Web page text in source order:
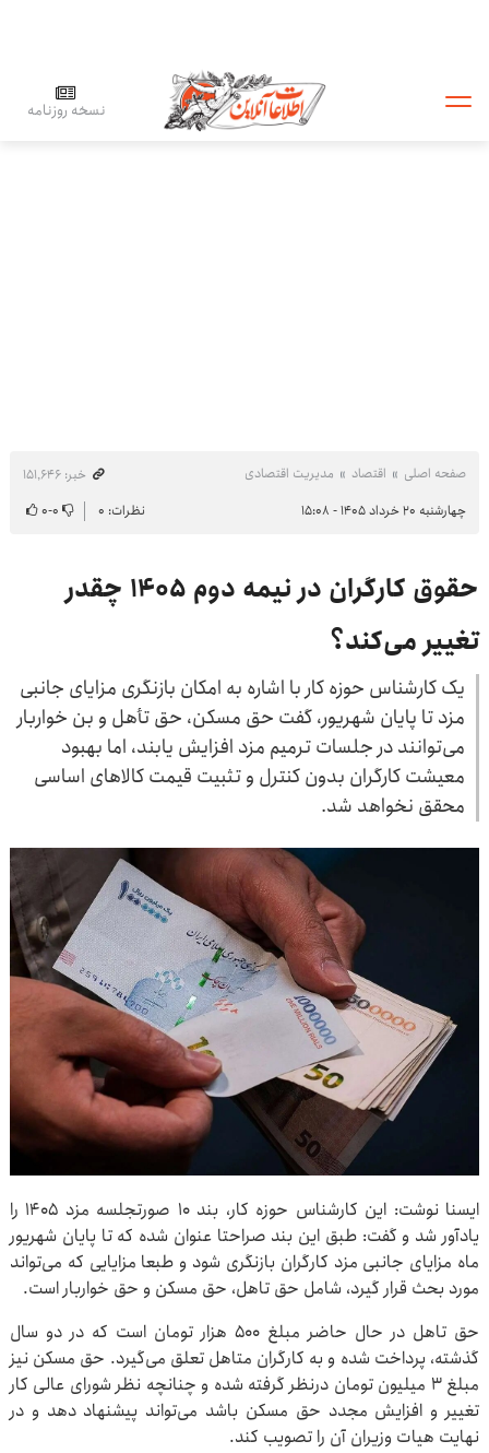
نسخه روزنامه
صفحه اصلی اقتصاد مدیریت اقتصادی
خبر: ۱۵۱٬۶۴۶
چهارشنبه ۲۰ خرداد ۱۴۰۵ - ۱۵:۰۸
نظرات: ۰ ۰-۰
حقوق کارگران در نیمه دوم ۱۴۰۵ چقدر
تغییر می‌کند؟
یک کارشناس حوزه کار با اشاره به امکان بازنگری مزایای جانبی
مزد تا پایان شهریور، گفت حق مسکن، حق تأهل و بن خواربار
می‌توانند در جلسات ترمیم مزد افزایش یابند، اما بهبود
معیشت کارگران بدون کنترل و تثبیت قیمت کالاهای اساسی
محقق نخواهد شد.
ایسنا نوشت: این کارشناس حوزه کار، بند ۱۰ صورتجلسه مزد ۱۴۰۵ را
یادآور شد و گفت: طبق این بند صراحتا عنوان شده که تا پایان شهریور
ماه مزایای جانبی مزد کارگران بازنگری شود و طبعا مزایایی که می‌تواند
مورد بحث قرار گیرد، شامل حق تاهل، حق مسکن و حق خواربار است.
حق تاهل در حال حاضر مبلغ ۵۰۰ هزار تومان است که در دو سال
گذشته، پرداخت شده و به کارگران متاهل تعلق می‌گیرد. حق مسکن نیز
مبلغ ۳ میلیون تومان درنظر گرفته شده و چنانچه نظر شورای عالی کار
تغییر و افزایش مجدد حق مسکن باشد می‌تواند پیشنهاد دهد و در
نهایت هیات وزیران آن را تصویب کند.